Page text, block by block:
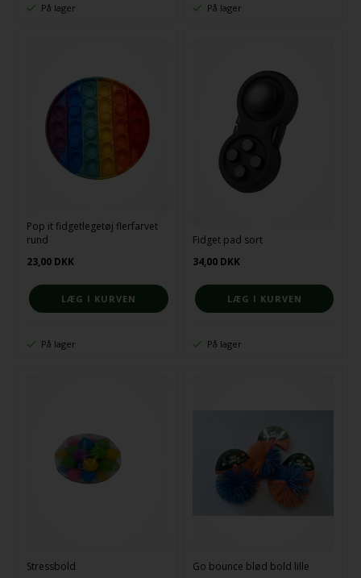
På lager På lager
Pop it fidgetlegetøj flerfarvet
rund
23,00 DKK
På lager
Fidget pad sort
34,00 DKK
På lager
Stressbold
Go bounce blød bold lille